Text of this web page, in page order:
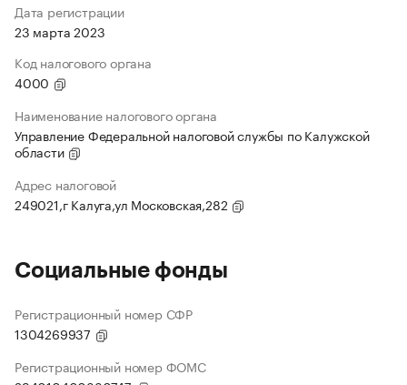
Дата регистрации
23 марта 2023
Код налогового органа
4000
Наименование налогового органа
Управление Федеральной налоговой службы по Калужской
области
Адрес налоговой
249021,г Калуга,ул Московская,282
Социальные фонды
Регистрационный номер СФР
1304269937
Регистрационный номер ФОМС